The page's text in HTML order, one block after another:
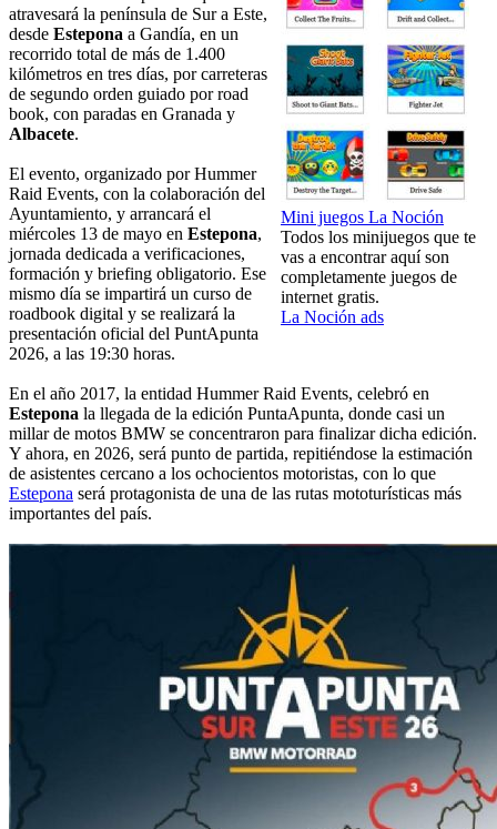
Mini juegos La Noción
Todos los minijuegos que te
vas a encontrar aquí son
completamente juegos de
internet gratis.
La Noción ads
atravesará la península de Sur a Este,
desde Estepona a Gandía, en un
recorrido total de más de 1.400
kilómetros en tres días, por carreteras
de segundo orden guiado por road
book, con paradas en Granada y
Albacete.
El evento, organizado por Hummer
Raid Events, con la colaboración del
Ayuntamiento, y arrancará el
miércoles 13 de mayo en Estepona,
jornada dedicada a verificaciones,
formación y briefing obligatorio. Ese
mismo día se impartirá un curso de
roadbook digital y se realizará la
presentación oficial del PuntApunta
2026, a las 19:30 horas.
En el año 2017, la entidad Hummer Raid Events, celebró en
Estepona la llegada de la edición PuntaApunta, donde casi un
millar de motos BMW se concentraron para finalizar dicha edición.
Y ahora, en 2026, será punto de partida, repitiéndose la estimación
de asistentes cercano a los ochocientos motoristas, con lo que
Estepona será protagonista de una de las rutas mototurísticas más
importantes del país.